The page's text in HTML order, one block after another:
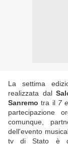
La settima
realizzata dal
Sanremo tra il 7
partecipazione
comunque,
dell'evento
tv di Stato è